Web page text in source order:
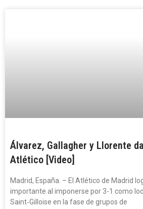
Álvarez, Gallagher y Llorente
Atlético [Video]
Madrid, España. – El Atlético de Madrid
importante al imponerse por 3-1 como
Saint‑Gilloise en la fase de grupos de